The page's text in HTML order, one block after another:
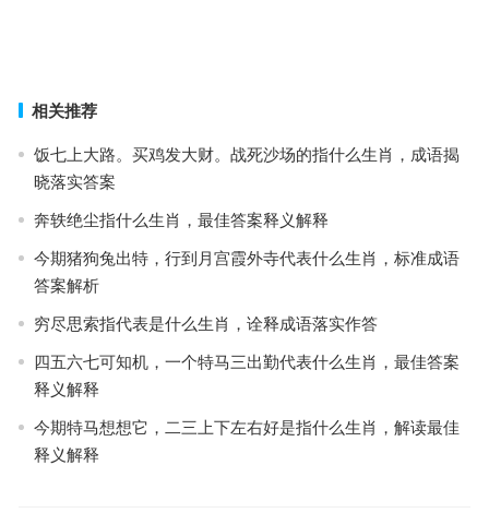
相关推荐
饭七上大路。买鸡发大财。战死沙场的指什么生肖，成语揭
晓落实答案
奔轶绝尘指什么生肖，最佳答案释义解释
今期猪狗兔出特，行到月宫霞外寺代表什么生肖，标准成语
答案解析
穷尽思索指代表是什么生肖，诠释成语落实作答
四五六七可知机，一个特马三出勤代表什么生肖，最佳答案
释义解释
今期特马想想它，二三上下左右好是指什么生肖，解读最佳
释义解释